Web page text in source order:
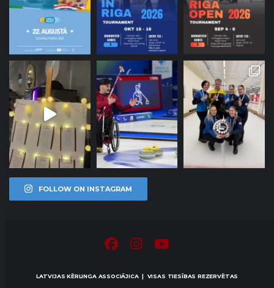
FOLLOW ON INSTAGRAM
LATVIJAS KĒRLINGA ASSOCIĀJICA | VISAS TIESĪBAS REZERVĒTAS